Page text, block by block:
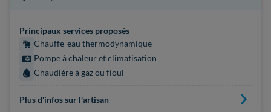
Principaux services proposés
Chauffe-eau thermodynamique
Pompe à chaleur et climatisation
Chaudière à gaz ou fioul
Plus d'infos sur l'artisan